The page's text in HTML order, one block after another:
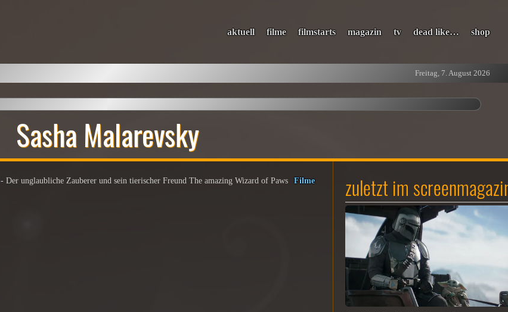
aktuell filme filmstarts magazin tv dead like… shop
Freitag, 7. August 2026
Sasha Malarevsky
- Der unglaubliche Zauberer und sein tierischer Freund The amazing Wizard of Paws Filme zuletzt im